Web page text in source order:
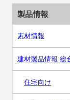
製品情報
素材情報
建材製品情報 総
住宅向け